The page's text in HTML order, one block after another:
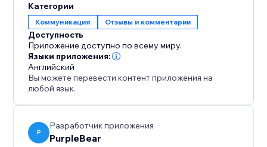
такой простой. Наслаждайтесь полными опциями
настройки, динамичными макетами и
привлекательными дизайнами, которые помогут
вашим отзывам выделиться и увеличить
конверсии.
доверие к вашему бренду и повышайте
производительность продаж с этим необходимым
приложением.
Категории
Коммуникация Отзывы и комментарии
Доступность
Приложение доступно по всему миру.
Языки приложения:
Английский
Вы можете перевести контент приложения на
любой язык.
P
Разработчик приложения
PurpleBear